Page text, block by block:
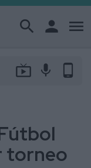
search person menu
live_tv mic phone_android
torneo